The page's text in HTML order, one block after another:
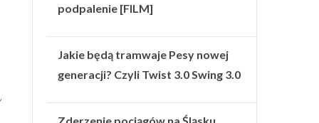
podpalenie [FILM]
Jakie będą tramwaje Pesy nowej
generacji? Czyli Twist 3.0 Swing 3.0
Zderzenie pociągów na Śląsku.